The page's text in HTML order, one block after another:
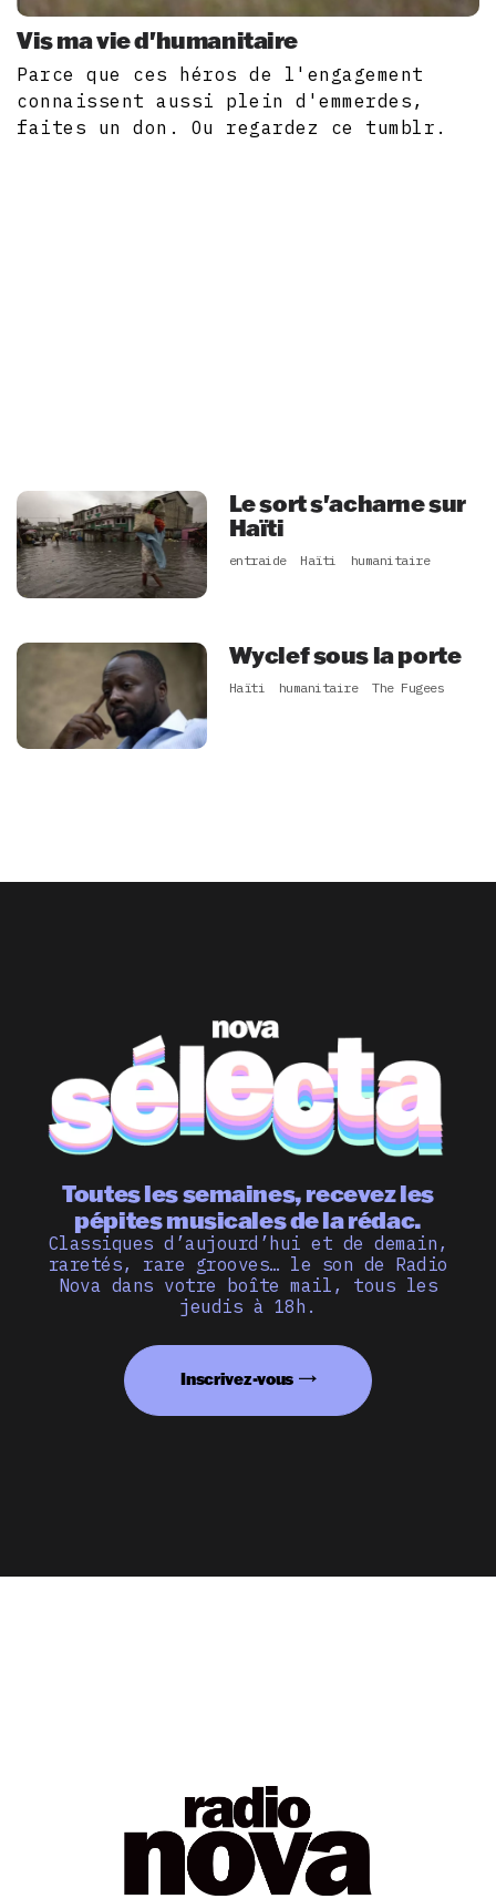
Vis ma vie d'humanitaire
Parce que ces héros de l'engagement
connaissent aussi plein d'emmerdes,
faites un don. Ou regardez ce tumblr.
Le sort s'acharne sur
Haïti
entraide Haïti humanitaire
Wyclef sous la porte
Haïti humanitaire The Fugees
Toutes les semaines, recevez les
pépites musicales de la rédac.
Classiques d’aujourd’hui et de demain,
raretés, rare grooves… le son de Radio
Nova dans votre boîte mail, tous les
jeudis à 18h.
Inscrivez-vous